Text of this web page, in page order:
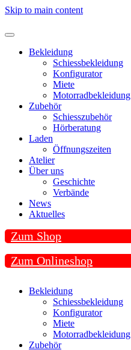
Skip to main content
Bekleidung
Schiessbekleidung
Konfigurator
Miete
Motorradbekleidung
Zubehör
Schiesszubehör
Hörberatung
Laden
Öffnungszeiten
Atelier
Über uns
Geschichte
Verbände
News
Aktuelles
Zum Shop
Zum Onlineshop
Bekleidung
Schiessbekleidung
Konfigurator
Miete
Motorradbekleidung
Zubehör